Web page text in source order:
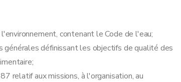
contenant le Code de l'eau;
définissant les objectifs de qualité des
relatif aux missions, à l'organisation, au